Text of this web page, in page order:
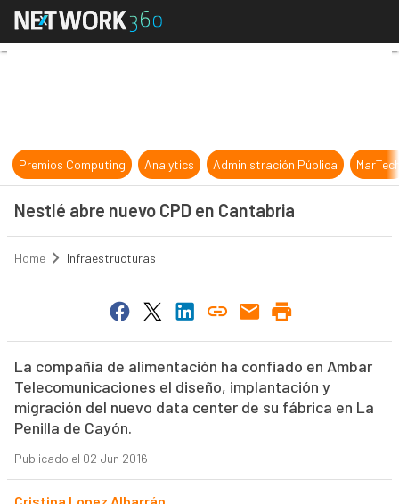
Nestlé abre nuevo CPD en
Premios Computing Analytics Administración Pública
Nestlé abre nuevo CPD en Cantabria
Home Infraestructuras
La compañía de alimentación ha confiado en Ambar
Telecomunicaciones el diseño, implantación y
migración del nuevo data center de su fábrica en La
Penilla de Cayón.
Publicado el 02 Jun 2016